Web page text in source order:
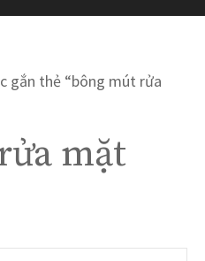
gắn thẻ “bông mút rửa
mặt